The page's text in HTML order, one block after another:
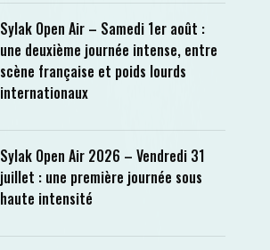
Sylak Open Air – Samedi 1er août :
une deuxième journée intense, entre
scène française et poids lourds
internationaux
Sylak Open Air 2026 – Vendredi 31
juillet : une première journée sous
haute intensité